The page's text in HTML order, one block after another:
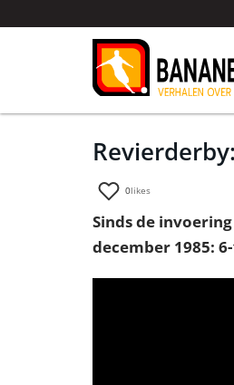
0likes
Sinds de
december 1985: